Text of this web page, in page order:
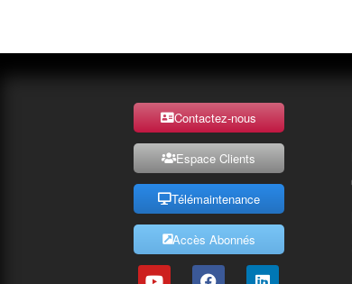
Contactez-nous
Espace Clients
Télémaintenance
Accès Abonnés